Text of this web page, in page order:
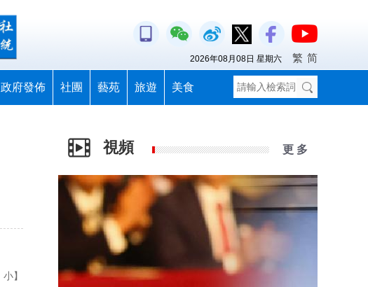
政府發佈 社團 藝苑 旅遊 美食
2026年08月08日 星期六 繁 简
小】
視頻 更 多